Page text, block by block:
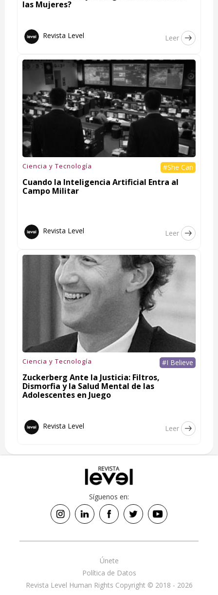
las Mujeres?
Revista Level Leer
Ciencia y Tecnología #She Can
Cuando la Inteligencia Artificial Entra al
Campo Militar
Revista Level Leer
Ciencia y Tecnología #I Believe
Zuckerberg Ante la Justicia: Filtros,
Dismorfia y la Salud Mental de las
Adolescentes en Juego
Revista Level Leer
Síguenos en:
Revista Level Human Rights Copyright © 2018 - 2026
Política de Datos
Únete